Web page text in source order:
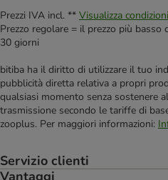
Prezzi IVA incl. ** Visualizza
Prezzo regolare = il prezzo più
30 giorni
bitiba ha il diritto di utilizzare il tuo
pubblicità diretta relativa a propri
qualsiasi momento senza sostenere
trasmissione secondo le tariffe di
zooplus. Per maggiori informazioni:
Servizio clienti